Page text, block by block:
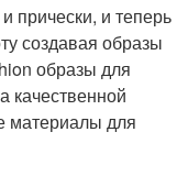
прически, и теперь
создавая образы
образы для
качественной
материалы для